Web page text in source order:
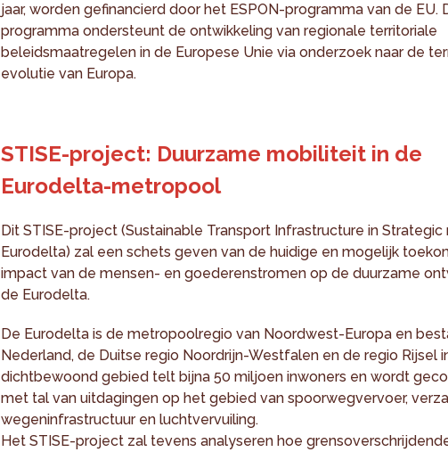
jaar, worden gefinancierd door het ESPON-programma van de EU.
programma ondersteunt de ontwikkeling van regionale territoriale
beleidsmaatregelen in de Europese Unie via onderzoek naar de
evolutie van Europa.
STISE-project: Duurzame mobiliteit in de
Eurodelta-metropool
Dit STISE-project (Sustainable Transport Infrastructure in Strategic
Eurodelta) zal een schets geven van de huidige en mogelijk
impact van de mensen- en goederenstromen op de duurzame
de Eurodelta.
De Eurodelta is de metropoolregio van Noordwest-Europa en
Nederland, de Duitse regio Noordrijn-Westfalen en de regio Rijsel
dichtbewoond gebied telt bijna 50 miljoen inwoners en wordt
met tal van uitdagingen op het gebied van spoorwegvervoer,
wegeninfrastructuur en luchtvervuiling.
Het STISE-project zal tevens analyseren hoe